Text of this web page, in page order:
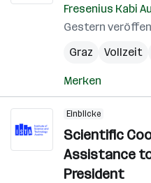
Fresenius Kabi
Gestern
Graz
Vollzeit
Merken
Einblicke
Scientific
Assistance to
President